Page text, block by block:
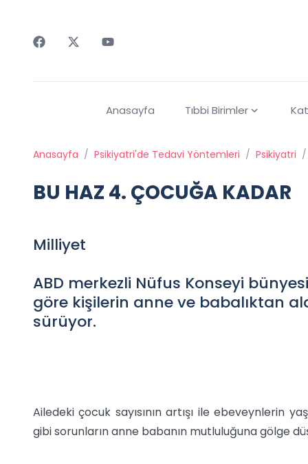
Anasayfa Tıbbi Birimler
Anasayfa / Psikiyatri'de Tedavi Yöntemleri / Psikiyatri /
BU HAZ 4. ÇOCUĞA KADAR
Milliyet
ABD merkezli Nüfus Konseyi
göre kişilerin anne ve babalıktan
sürüyor.
Ailedeki çocuk sayısının artışı ile ebeveynlerin
gibi sorunların anne babanın mutluluğuna gölge